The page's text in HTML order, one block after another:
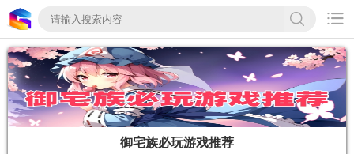

御宅族必玩游戏推荐